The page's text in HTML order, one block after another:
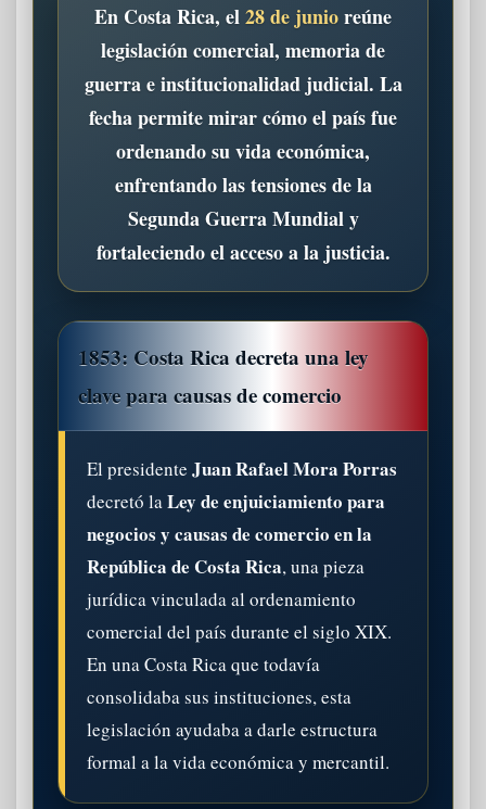
En Costa Rica, el28 de junioreúne
legislación comercial, memoria de
guerra e institucionalidad judicial. La
fecha permite mirar cómo el país fue
ordenando su vida económica,
enfrentando las tensiones de la
Segunda Guerra Mundial y
fortaleciendo el acceso a la justicia.
1853: Costa Rica decreta una ley
clave para causas de comercio
El presidente Juan Rafael Mora Porras
decretó laLey de enjuiciamiento para
negocios y causas de comercio en la
República de Costa Rica, una pieza
jurídica vinculada al ordenamiento
comercial del país durante el siglo XIX.
En una Costa Rica que todavía
consolidaba sus instituciones, esta
legislación ayudaba a darle estructura
formal a la vida económica y mercantil.